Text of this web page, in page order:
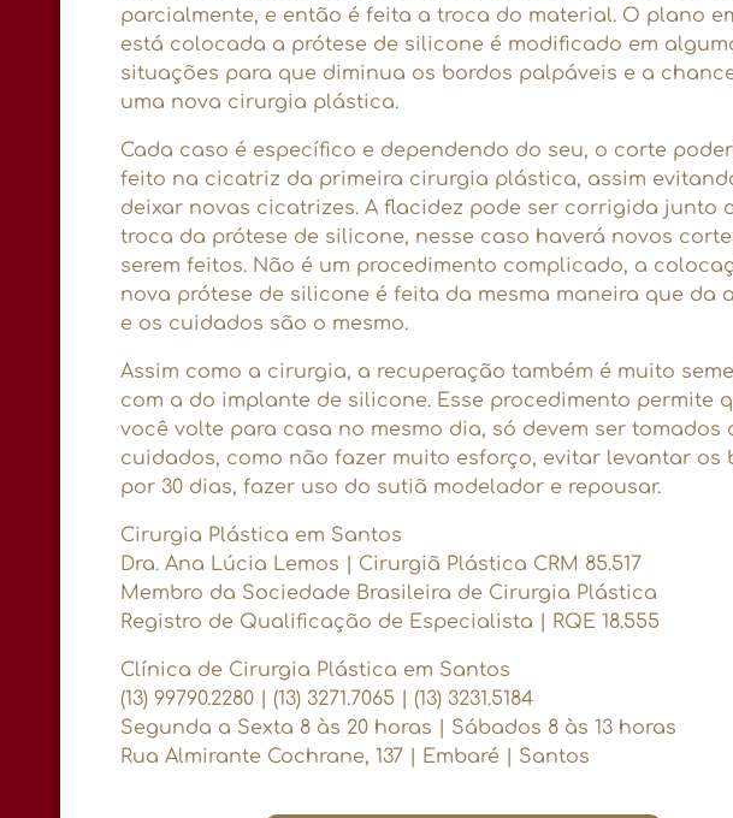
parcialmente, e então é feita a troca do material. O plano
está colocada a prótese de silicone é modificado em
situações para que diminua os bordos palpáveis e a
uma nova cirurgia plástica.
Cada caso é específico e dependendo do seu, o corte
feito na cicatriz da primeira cirurgia plástica, assim
deixar novas cicatrizes. A flacidez pode ser corrigida junto
troca da prótese de silicone, nesse caso haverá novos
serem feitos. Não é um procedimento complicado, a
nova prótese de silicone é feita da mesma maneira que da
e os cuidados são o mesmo.
Assim como a cirurgia, a recuperação também é muito
com a do implante de silicone. Esse procedimento permite
você volte para casa no mesmo dia, só devem ser tomados
cuidados, como não fazer muito esforço, evitar levantar os
por 30 dias, fazer uso do sutiã modelador e repousar.
Cirurgia Plástica em Santos
Dra. Ana Lúcia Lemos | Cirurgiã Plástica CRM 85.517
Membro da Sociedade Brasileira de Cirurgia Plástica
Registro de Qualificação de Especialista | RQE 18.555
Clínica de Cirurgia Plástica em Santos
(13) 99790.2280 | (13) 3271.7065 | (13) 3231.5184
Segunda a Sexta 8 às 20 horas | Sábados 8 às 13 horas
Rua Almirante Cochrane, 137 | Embaré | Santos